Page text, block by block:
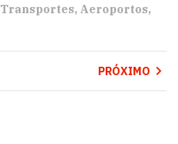
Transportes Aeroportos
PRÓXIMO